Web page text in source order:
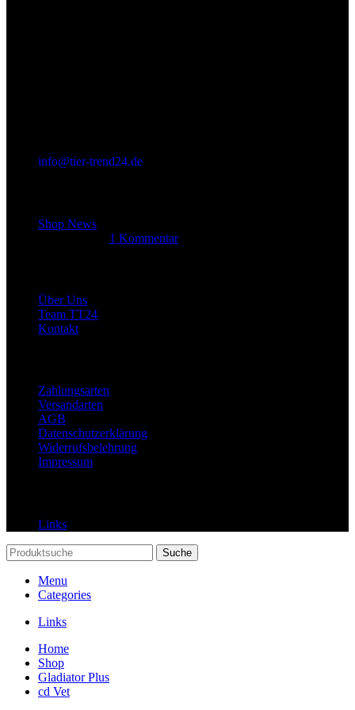
info@tier-trend24.de
Shop News
1 Kommentar
Über Uns
Team TT24
Kontakt
Zahlungsarten
Versandarten
AGB
Datenschutzerklärung
Widerrufsbelehrung
Impressum
Links
Suche
Menu
Categories
Links
Home
Shop
Gladiator Plus
cd Vet